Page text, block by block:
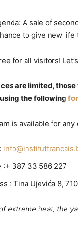
A sale of
to give new life
for all visitors!
are limited,
the following
is available for
:+ 387 33 586 227
: Tina Ujevića 8,
extreme heat, the